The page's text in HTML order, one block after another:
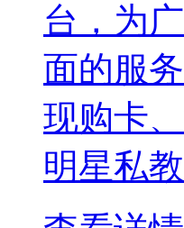
台，为
面的服
现购卡
明星私